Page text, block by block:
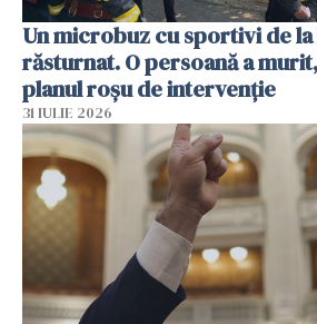
Un microbuz cu sportivi de la
răsturnat. O persoană a
planul roșu de intervenție
31 IULIE 2026